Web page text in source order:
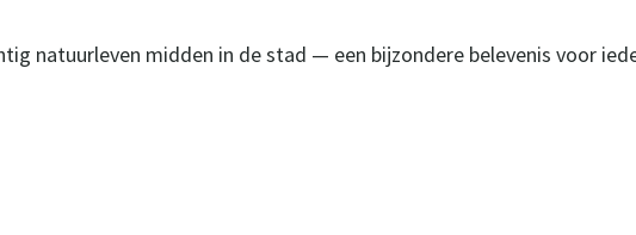
natuurleven midden in de stad — een bijzondere belevenis voor